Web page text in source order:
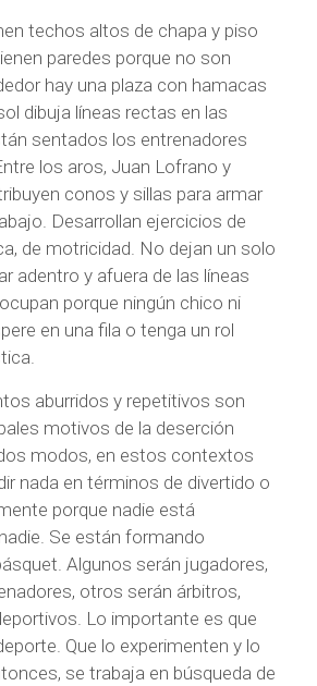
techos altos de chapa y piso
paredes porque no son
hay una plaza con hamacas
dibuja líneas rectas en las
sentados los entrenadores
los aros, Juan Lofrano y
conos y sillas para armar
Desarrollan ejercicios de
de motricidad. No dejan un solo
adentro y afuera de las líneas
porque ningún chico ni
en una fila o tenga un rol
aburridos y repetitivos son
motivos de la deserción
modos, en estos contextos
nada en términos de divertido o
porque nadie está
Se están formando
Algunos serán jugadores,
otros serán árbitros,
Lo importante es que
Que lo experimenten y lo
se trabaja en búsqueda de